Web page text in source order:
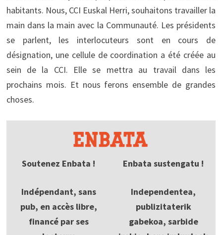
habitants. Nous, CCI Euskal Herri, souhaitons travailler la
main dans la main avec la Communauté. Les présidents
se parlent, les interlocuteurs sont en cours de
désignation, une cellule de coordination a été créée au
sein de la CCI. Elle se mettra au travail dans les
prochains mois. Et nous ferons ensemble de grandes
choses.
Soutenez Enbata !
Indépendant, sans
pub, en accès libre,
financé par ses
Enbata sustengatu !
Independentea,
publizitaterik
gabekoa, sarbide